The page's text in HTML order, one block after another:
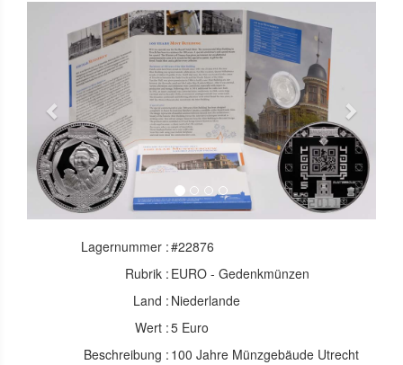
Previous Next
Lagernummer :#22876
Rubrik : EURO - Gedenkmünzen
Land : Niederlande
Wert :5 Euro
Beschreibung : 100 Jahre Münzgebäude Utrecht